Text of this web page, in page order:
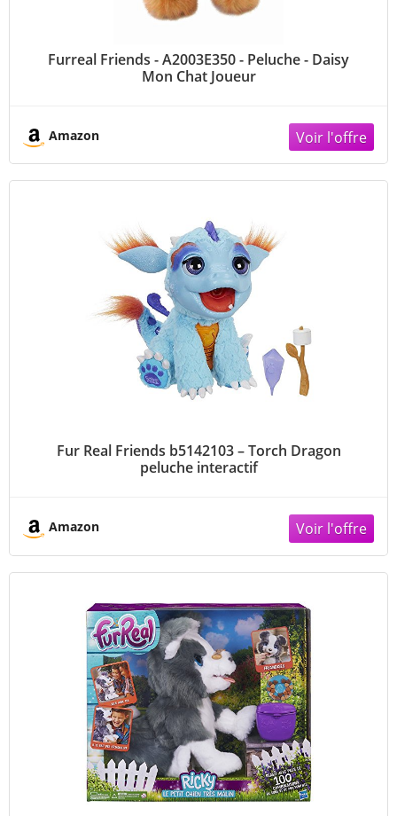
Furreal Friends - A2003E350 - Peluche - Daisy
Mon Chat Joueur
Amazon
Fur Real Friends b5142103 – Torch Dragon
peluche interactif
Amazon